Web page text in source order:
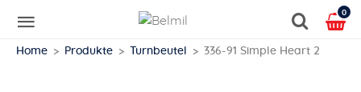
0
Home Produkte Turnbeutel 336-91 Simple Heart 2